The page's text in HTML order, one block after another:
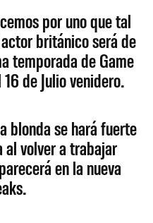
por uno que tal
británico será de
temporada de Game
de Julio venidero.
blonda se hará fuerte
al volver a trabajar
en la nueva